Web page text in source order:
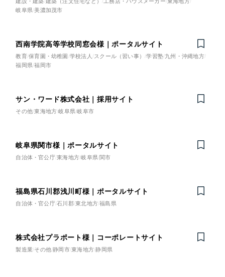
マーケティングDX支援
Webサイト制作
採用サイト制作
ECサイト制作
? よくある質問
（624件）
ECサイト（オンラインショップ）
LP（ランディングページ）
キャンペーン・プロモーションサイト
その他 （1件）
お客様インタビュー
アウトソーシング（代行支援）
ECサイト（オンラインショッ
プ）
ポータルサイト・メディアサイ
キャンペーン・プロモーション
ブランディング（ロゴ・印刷
その他
岐阜県 美濃加茂市
西南学院高等学校同窓会様｜ポータルサイト
教育 保育園・幼稚園 学校法人 スクール（習い事） 学習塾 九州・沖縄地方
福岡県 福岡市
サン・ワード株式会社｜採用サイト
その他 東海地方 岐阜県 岐阜市
岐阜県関市様｜ポータルサイト
自治体・官公庁 東海地方 岐阜県 関市
福島県石川郡浅川町様｜ポータルサイト
自治体・官公庁 石川郡 東北地方 福島県
株式会社プラポート様｜コーポレートサイト
製造業 その他 静岡市 東海地方 静岡県